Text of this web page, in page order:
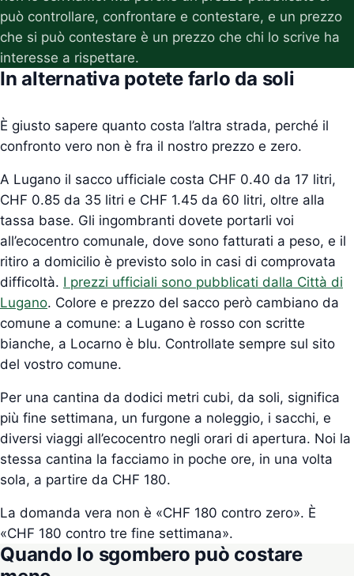
può controllare, confrontare e contestare, e un prezzo
che si può contestare è un prezzo che chi lo scrive ha
interesse a rispettare.
In alternativa potete farlo da soli
È giusto sapere quanto costa l’altra strada, perché il
confronto vero non è fra il nostro prezzo e zero.
A Lugano il sacco ufficiale costa CHF 0.40 da 17 litri,
CHF 0.85 da 35 litri e CHF 1.45 da 60 litri, oltre alla
tassa base. Gli ingombranti dovete portarli voi
all’ecocentro comunale, dove sono fatturati a peso, e il
ritiro a domicilio è previsto solo in casi di comprovata
difficoltà. I prezzi ufficiali sono pubblicati dalla Città di
Lugano. Colore e prezzo del sacco però cambiano da
comune a comune: a Lugano è rosso con scritte
bianche, a Locarno è blu. Controllate sempre sul sito
del vostro comune.
Per una cantina da dodici metri cubi, da soli, significa
più fine settimana, un furgone a noleggio, i sacchi, e
diversi viaggi all’ecocentro negli orari di apertura. Noi la
stessa cantina la facciamo in poche ore, in una volta
sola, a partire da CHF 180.
La domanda vera non è «CHF 180 contro zero». È
«CHF 180 contro tre fine settimana».
Quando lo sgombero può costare